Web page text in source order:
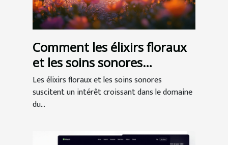
Comment les élixirs floraux
et les soins sonores
favorisent le bien-être ?
Les élixirs floraux et les soins sonores
suscitent un intérêt croissant dans le domaine
du...